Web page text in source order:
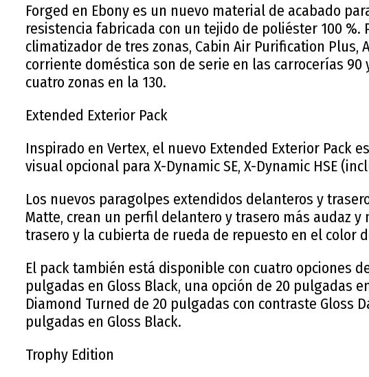
Forged en Ebony es un nuevo material de acabado
resistencia fabricada con un tejido de poliéster 100 %.
climatizador de tres zonas, Cabin Air Purification Plus,
corriente doméstica son de serie en las carrocerías 90
cuatro zonas en la 130.
Extended Exterior Pack
Inspirado en Vertex, el nuevo Extended Exterior Pack
visual opcional para X-Dynamic SE, X-Dynamic HSE
Los nuevos paragolpes extendidos delanteros y
Matte, crean un perfil delantero y trasero más audaz y
trasero y la cubierta de rueda de repuesto en el color
El pack también está disponible con cuatro opciones
pulgadas en Gloss Black, una opción de 20 pulgadas
Diamond Turned de 20 pulgadas con contraste Gloss
pulgadas en Gloss Black.
Trophy Edition